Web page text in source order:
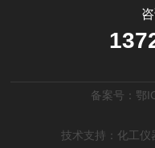
备案号：鄂
技术支持： 化工仪